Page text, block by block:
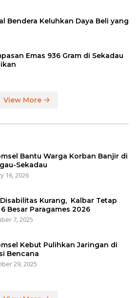
Bendera Keluhkan Daya Beli yang
Emas 936 Gram di Sekadau
View More
Bantu Warga Korban Banjir di
Sekadau
16, 2026
Kurang, Kalbar Tetap
Besar Paragames 2026
7, 2025
Kebut Pulihkan Jaringan di
Bencana
29, 2025